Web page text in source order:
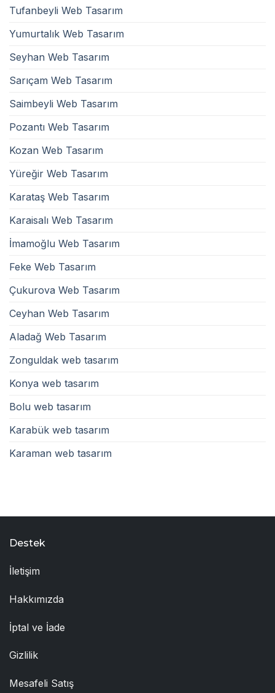
Tufanbeyli Web Tasarım
Yumurtalık Web Tasarım
Seyhan Web Tasarım
Sarıçam Web Tasarım
Saimbeyli Web Tasarım
Pozantı Web Tasarım
Kozan Web Tasarım
Yüreğir Web Tasarım
Karataş Web Tasarım
Karaisalı Web Tasarım
İmamoğlu Web Tasarım
Feke Web Tasarım
Çukurova Web Tasarım
Ceyhan Web Tasarım
Aladağ Web Tasarım
Zonguldak web tasarım
Konya web tasarım
Bolu web tasarım
Karabük web tasarım
Karaman web tasarım
Destek
İletişim
Hakkımızda
İptal ve İade
Gizlilik
Mesafeli Satış